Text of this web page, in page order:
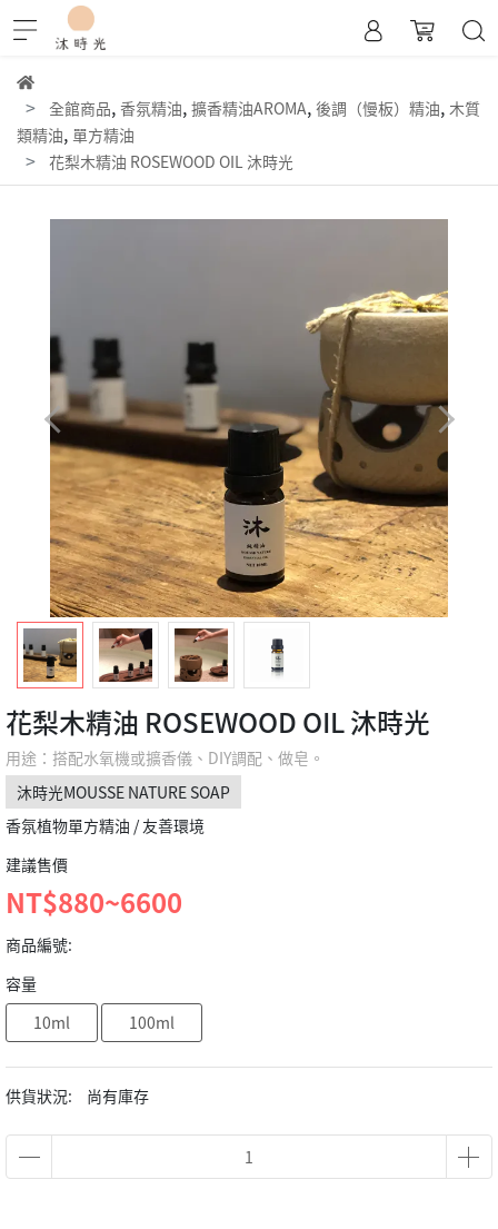
全館商品, 香氛精油, 擴香精油AROMA, 後調（慢板）精油, 木質
類精油, 單方精油
花梨木精油 ROSEWOOD OIL 沐時光
花梨木精油 ROSEWOOD OIL 沐時光
用途：搭配水氧機或擴香儀、DIY調配、做皂。
沐時光MOUSSE NATURE SOAP
香氛植物單方精油 / 友善環境
建議售價
NT$880~6600
商品編號:
供貨狀況: 尚有庫存
容量
10ml
100ml